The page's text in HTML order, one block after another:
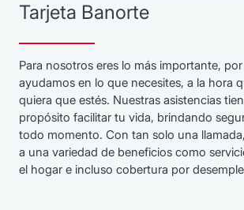
Tarjeta Banorte
Para nosotros eres lo más importante,
ayudamos en lo que necesites, a la hora
quiera que estés. Nuestras asistencias
propósito facilitar tu vida, brindando
todo momento. Con tan solo una
a una variedad de beneficios como
el hogar e incluso cobertura por